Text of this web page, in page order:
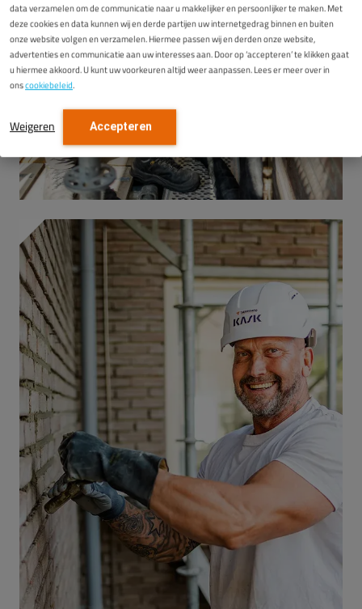
data verzamelen om de communicatie naar u makkelijker en persoonlijker te maken. Met
deze cookies en data kunnen wij en derde partijen uw internetgedrag binnen en buiten
onze website volgen en verzamelen. Hiermee passen wij en derden onze website,
advertenties en communicatie aan uw interesses aan. Door op ‘accepteren’ te klikken gaat
u hiermee akkoord. U kunt uw voorkeuren altijd weer aanpassen. Lees er meer over in
onscookiebeleid.
Weigeren Accepteren